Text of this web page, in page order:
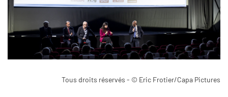
Tous droits réservés - © Eric Frotier/Capa Pictures